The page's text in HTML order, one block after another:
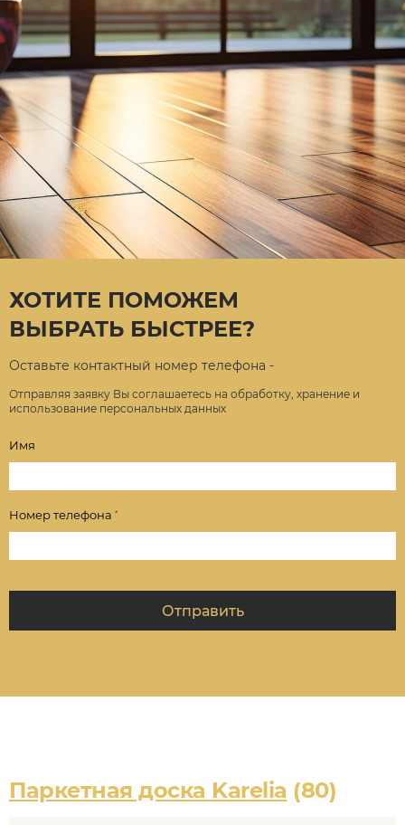
ХОТИТЕ ПОМОЖЕМ
ВЫБРАТЬ БЫСТРЕЕ?
Оставьте контактный номер телефона -
Отправляя заявку Вы соглашаетесь на обработку, хранение и
использование персональных данных
Имя
Номер телефона *
Паркетная доска Karelia (80)